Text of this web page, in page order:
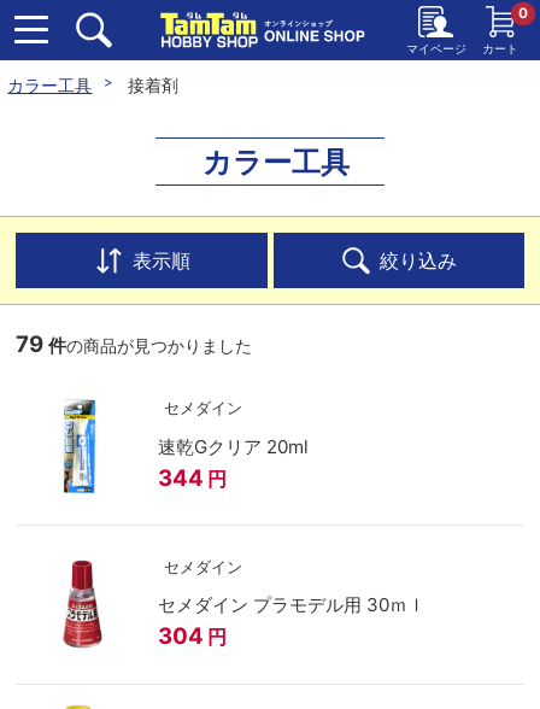
マイページ カート
0
カラー工具 接着剤
カラー工具
表示順 絞り込み
79 件の商品が見つかりました
セメダイン
速乾Gクリア 20ml
344 円
セメダイン
セメダイン プラモデル用 30ｍｌ
304 円